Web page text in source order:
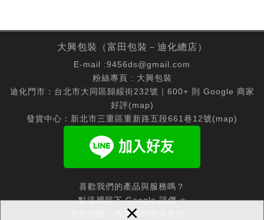
×
大興包裝（富田包裝－迪化總店）
E-mail :9456ds@gmail.com
粉絲專頁 : 大興包裝
迪化門市：台北市大同區歸綏街232號｜600+ 則 Google 商家
好評(map)
發貨中心：新北市三重區重新路五段661巷12號(map)
喜歡我們的產品與服務嗎？
點這裡留下 Google 評價 ⭐
您的回饋，會讓我們做得更好！